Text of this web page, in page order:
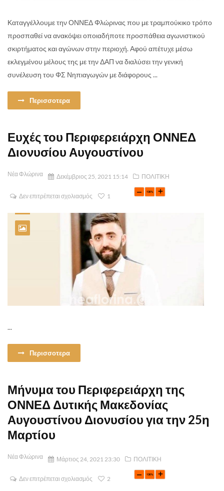
Καταγγέλλουμε την ΟΝΝΕΔ Φλώρινας που με τραμπούκικο τρόπο
προσπαθεί να ανακόψει οποιαδήποτε προσπάθεια αγωνιστικού
σκιρτήματος και αγώνων στην περιοχή. Αφού απέτυχε μέσω
εκλεγμένου μέλους της με την ΔΑΠ να διαλύσει την γενική
συνέλευση του ΦΣ Νηπιαγωγών με διάφορους ...
Περισσοτερα
Ευχές του Περιφερειάρχη ΟΝΝΕΔ
Διονυσίου Αυγουστίνου
Νέα Φλώρινα Δεκέμβριος 25, 2021 15:14 ΠΟΛΙΤΙΚΗ
Δεν επιτρέπεται σχολιασμός 1
...
Περισσοτερα
Μήνυμα του Περιφερειάρχη της
ΟΝΝΕΔ Δυτικής Μακεδονίας
Αυγουστίνου Διονυσίου για την 25η
Μαρτίου
Νέα Φλώρινα Μάρτιος 24, 2021 23:30 ΠΟΛΙΤΙΚΗ
Δεν επιτρέπεται σχολιασμός 2